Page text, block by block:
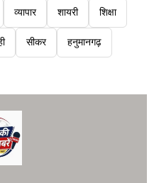
व्यापार शायरी शिक्षा
सीकर हनुमानगढ़